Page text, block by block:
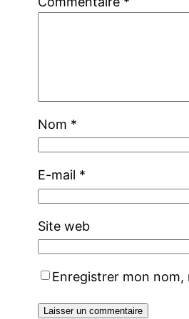
Nom *
E-mail *
Site web
Enregistrer mon